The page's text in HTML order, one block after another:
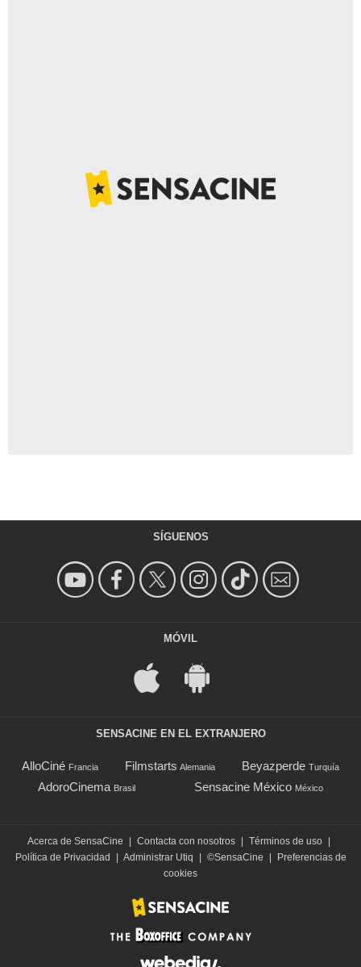
SÍGUENOS
MÓVIL
SENSACINE EN EL EXTRANJERO
AlloCiné Francia Filmstarts Alemania Beyazperde Turquía
AdoroCinema Brasil Sensacine México México
Acerca de SensaCine Contacta con nosotros Términos de uso
Política de Privacidad
Administrar Utiq ©SensaCine
Preferencias de
cookies